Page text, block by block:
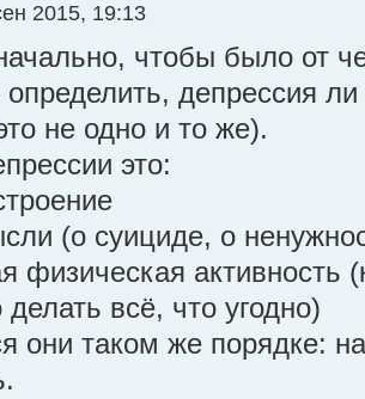
2015, 19:13
чтобы было от
депрессия
не одно и то же).
это:
(о суициде, о
физическая активность
всё, что угодно)
они таком же порядке: